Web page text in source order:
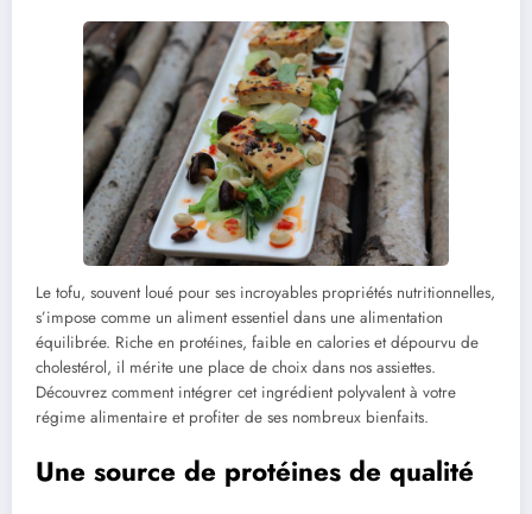
Le tofu, souvent loué pour ses incroyables propriétés nutritionnelles,
s’impose comme un aliment essentiel dans une alimentation
équilibrée. Riche en protéines, faible en calories et dépourvu de
cholestérol, il mérite une place de choix dans nos assiettes.
Découvrez comment intégrer cet ingrédient polyvalent à votre
régime alimentaire et profiter de ses nombreux bienfaits.
Une source de protéines de qualité